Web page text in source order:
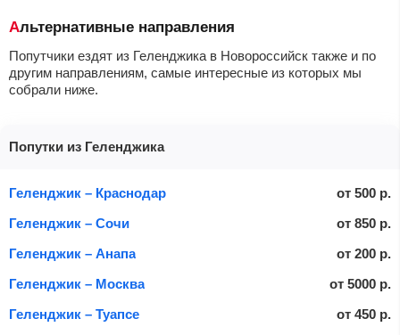
Альтернативные направления
Попутчики ездят из Геленджика в Новороссийск также и по
другим направлениям, самые интересные из которых мы
собрали ниже.
Попутки из Геленджика
Геленджик – Краснодар от 500 р.
Геленджик – Сочи
от 850 р.
Геленджик – Анапа
от 200 р.
Геленджик – Москва
от 5000 р.
Геленджик – Туапсе
от 450 р.